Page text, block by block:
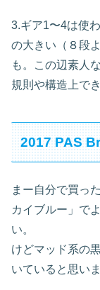
3.ギア1〜4は使
の大きい（８段
も。この辺素人
規則や構造上で
2017 PAS
まー自分で買っ
カイブルー」で
い。
けどマッド系の
いていると思いま